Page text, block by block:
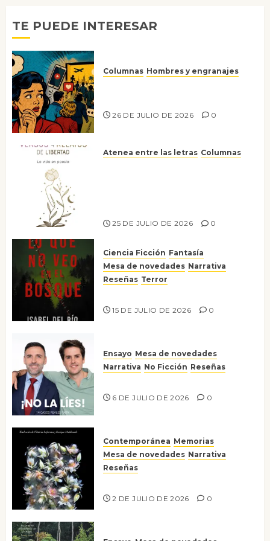
TE PUEDE INTERESAR
Columnas Hombres y engranajes
26 DE JULIO DE 2026 0
Atenea entre las letras Columnas
25 DE JULIO DE 2026 0
Ciencia Ficción Fantasía
Mesa de novedades Narrativa
Reseñas Terror
15 DE JULIO DE 2026 0
Ensayo Mesa de novedades
Narrativa No Ficción Reseñas
6 DE JULIO DE 2026 0
Contemporánea Memorias
Mesa de novedades Narrativa
Reseñas
2 DE JULIO DE 2026 0